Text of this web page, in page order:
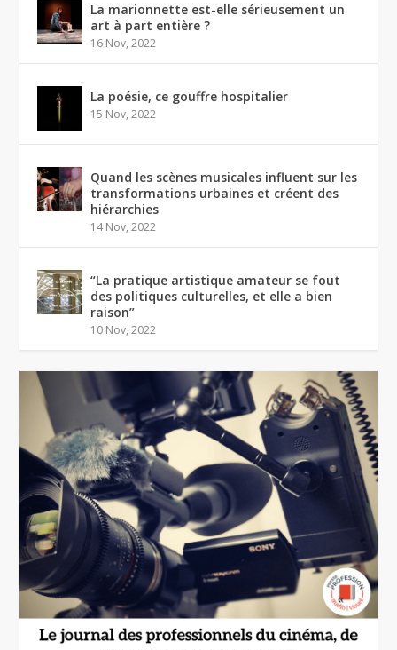
La marionnette est-elle sérieusement un
art à part entière ?
16 Nov, 2022
La poésie, ce gouffre hospitalier
15 Nov, 2022
Quand les scènes musicales influent sur les
transformations urbaines et créent des
hiérarchies
14 Nov, 2022
“La pratique artistique amateur se fout
des politiques culturelles, et elle a bien
raison”
10 Nov, 2022